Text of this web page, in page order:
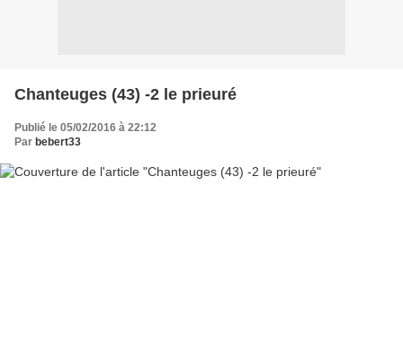
Chanteuges (43) -2 le prieuré
Publié le 05/02/2016 à 22:12
Par bebert33